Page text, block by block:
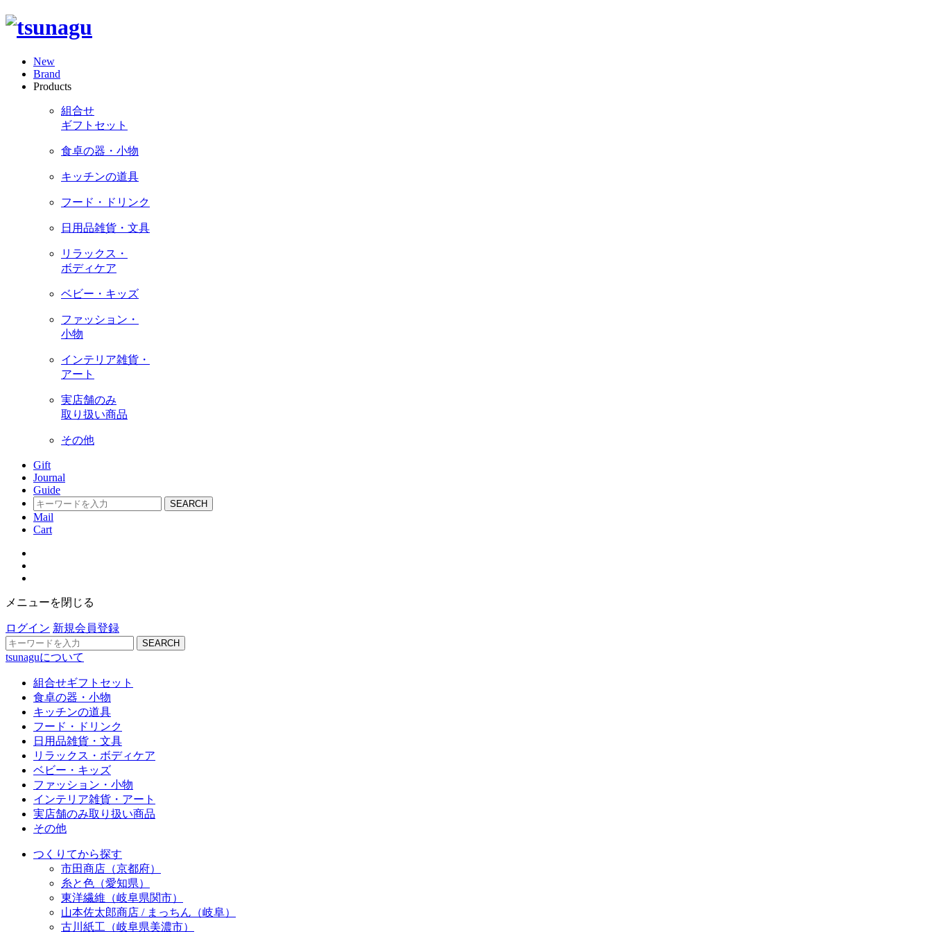
New
Brand
Products
組合せ
ギフトセット
食卓の器・小物
キッチンの道具
フード・ドリンク
日用品雑貨・文具
リラックス・
ボディケア
ベビー・キッズ
ファッション・
小物
インテリア雑貨・
アート
実店舗のみ
取り扱い商品
その他
Gift
Journal
Guide
SEARCH
Mail
Cart
メニューを閉じる
ログイン 新規会員登録
SEARCH
tsunaguについて
組合せギフトセット
食卓の器・小物
キッチンの道具
フード・ドリンク
日用品雑貨・文具
リラックス・ボディケア
ベビー・キッズ
ファッション・小物
インテリア雑貨・アート
実店舗のみ取り扱い商品
その他
つくりてから探す
市田商店（京都府）
糸と色（愛知県）
東洋繊維（岐阜県関市）
山本佐太郎商店 / まっちん（岐阜）
古川紙工（岐阜県美濃市）